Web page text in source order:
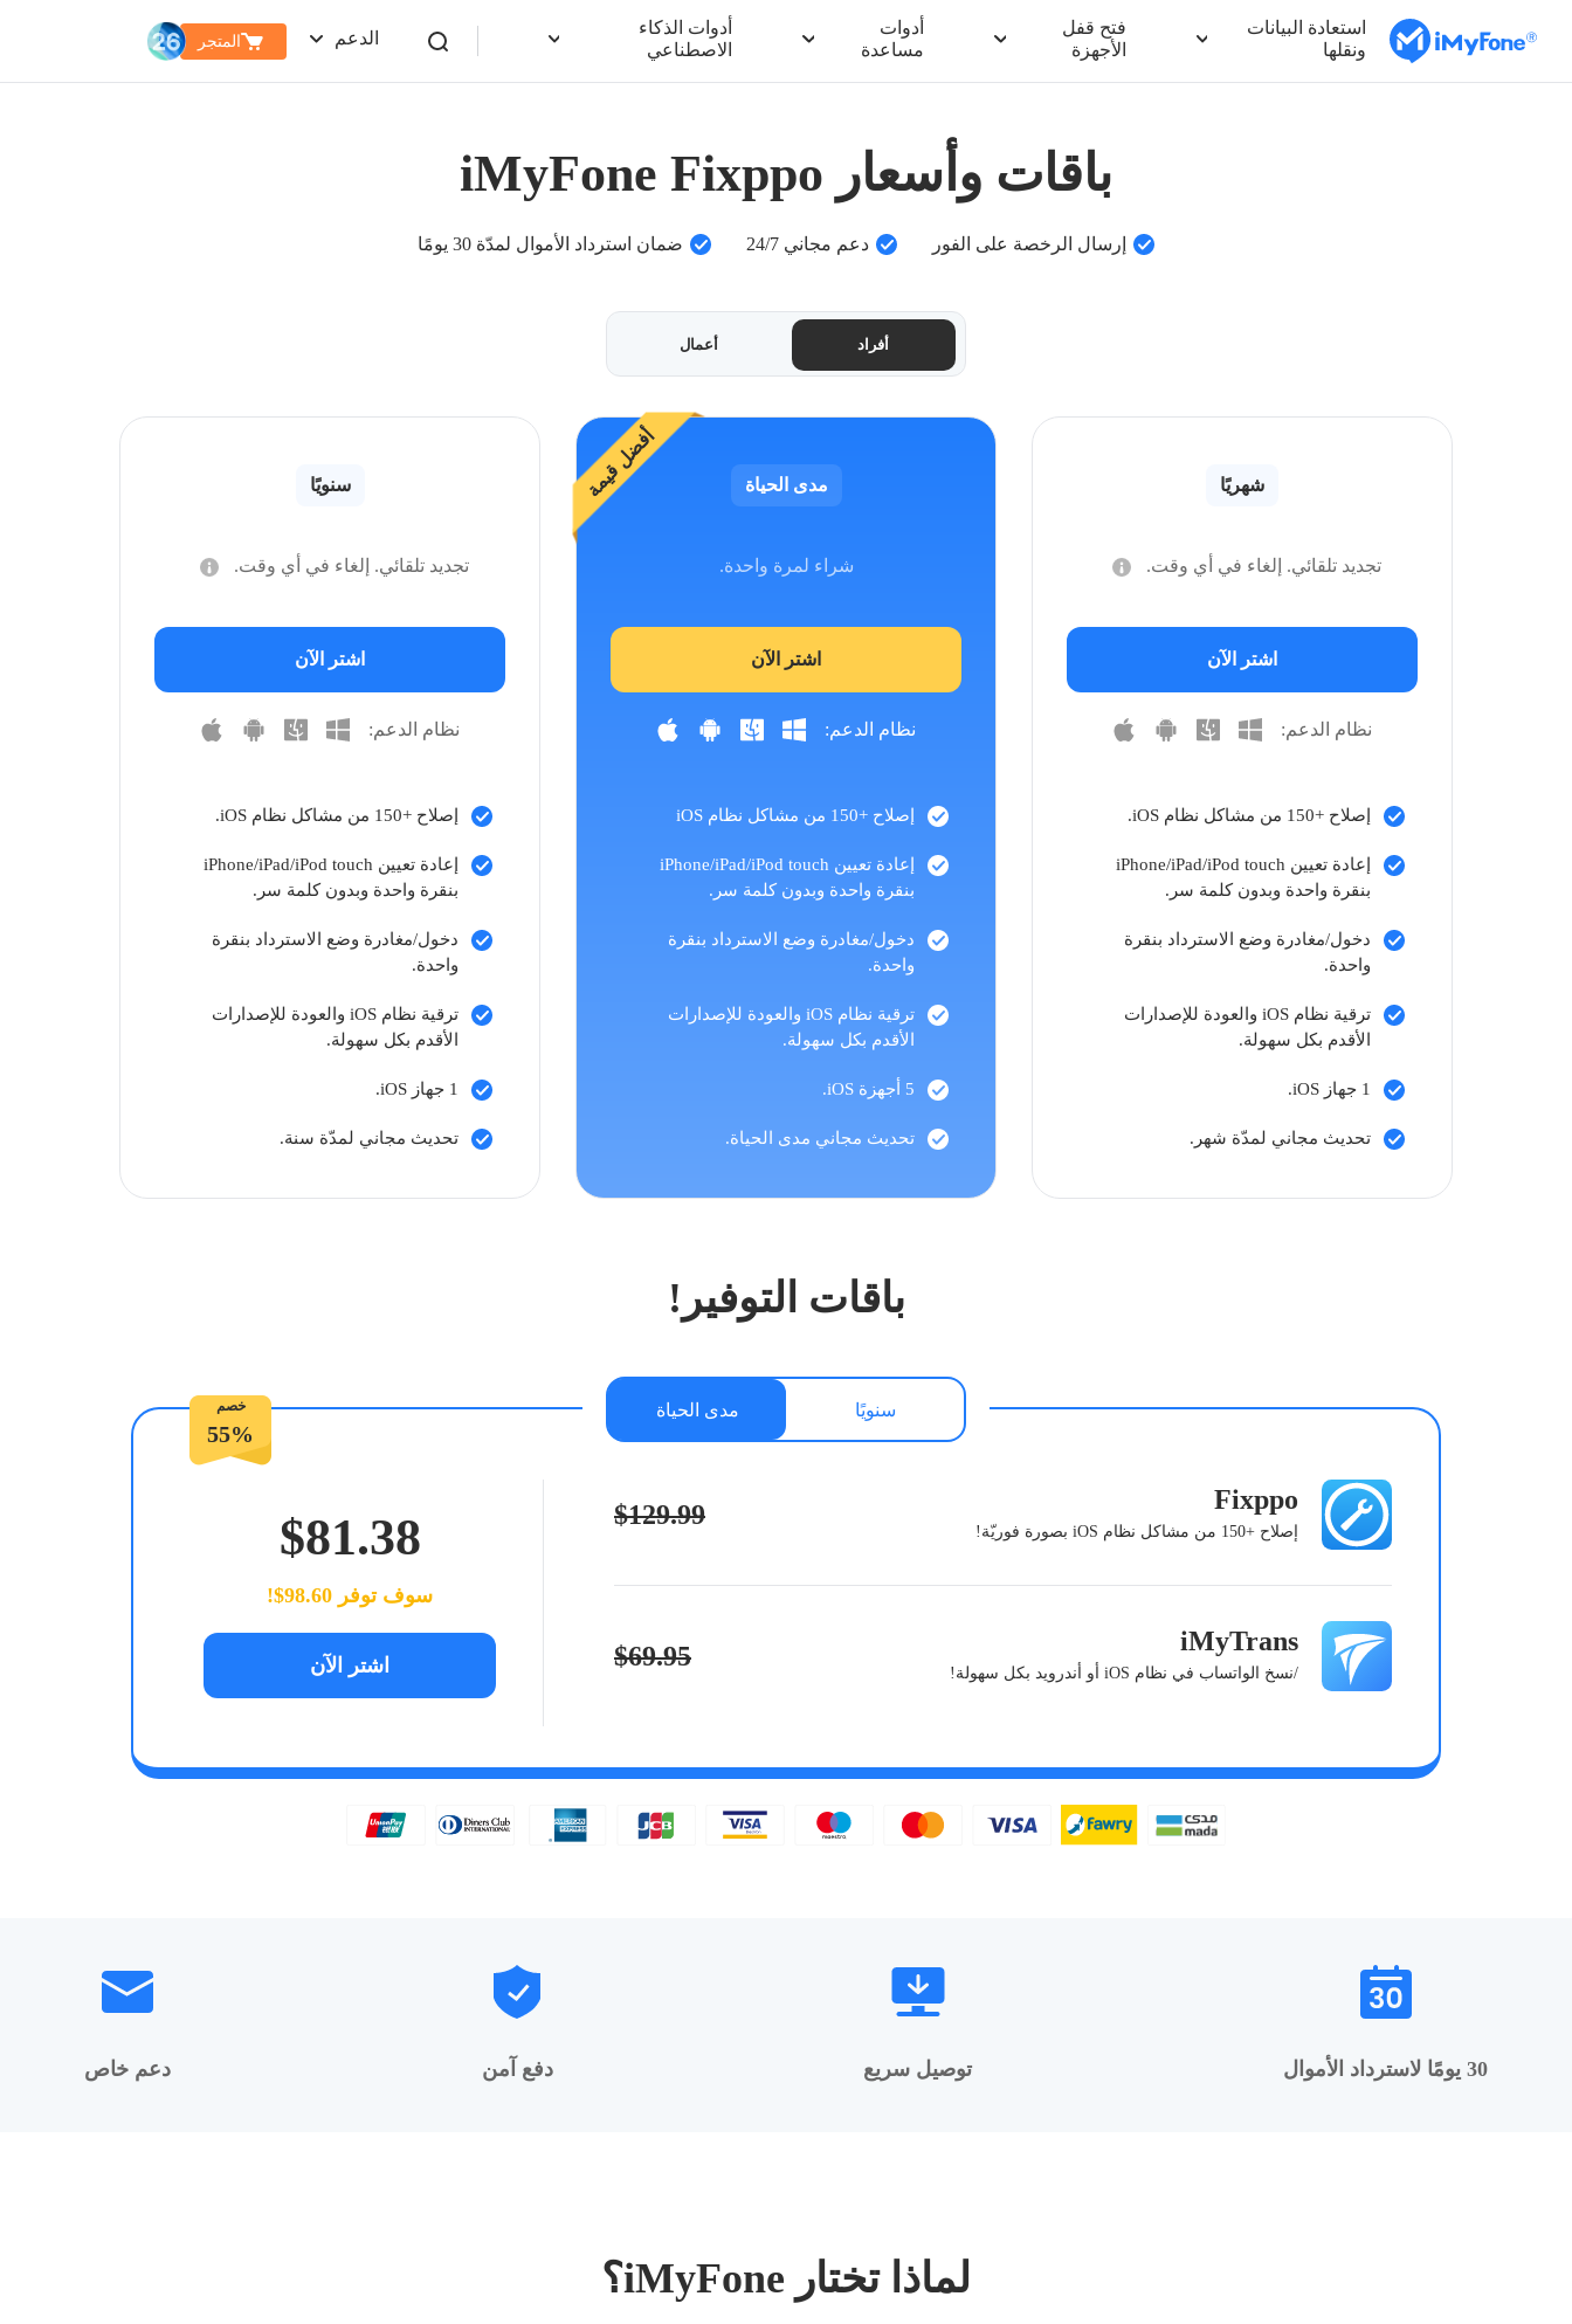
استعادة البيانات
ونقلها
فتح قفل
الأجهزة
أدوات
مساعدة
أدوات الذكاء
الاصطناعي
الدعم المتجر
باقات وأسعار iMyFone Fixppo
إرسال الرخصة على الفور دعم مجاني 24/7 ضمان استرداد الأموال لمدّة 30 يومًا
أفراد أعمال
شهريًا
تجديد تلقائي. إلغاء في أي وقت.
اشتر الآن
نظام الدعم:
إصلاح +150 من مشاكل نظام iOS.
إعادة تعيين iPhone/iPad/iPod touch
بنقرة واحدة وبدون كلمة سر.
دخول/مغادرة وضع الاسترداد بنقرة
واحدة.
ترقية نظام iOS والعودة للإصدارات
الأقدم بكل سهولة.
1 جهاز iOS.
تحديث مجاني لمدّة شهر.
أفضل قيمة مدى الحياة
شراء لمرة واحدة.
اشتر الآن
نظام الدعم:
إصلاح +150 من مشاكل نظام iOS
إعادة تعيين iPhone/iPad/iPod touch
بنقرة واحدة وبدون كلمة سر.
دخول/مغادرة وضع الاسترداد بنقرة
واحدة.
ترقية نظام iOS والعودة للإصدارات
الأقدم بكل سهولة.
5 أجهزة iOS.
تحديث مجاني مدى الحياة.
سنويًا
تجديد تلقائي. إلغاء في أي وقت.
اشتر الآن
نظام الدعم:
إصلاح +150 من مشاكل نظام iOS.
إعادة تعيين iPhone/iPad/iPod touch
بنقرة واحدة وبدون كلمة سر.
دخول/مغادرة وضع الاسترداد بنقرة
واحدة.
ترقية نظام iOS والعودة للإصدارات
الأقدم بكل سهولة.
1 جهاز iOS.
تحديث مجاني لمدّة سنة.
باقات التوفير!
سنويًا مدى الحياة
Fixppo
إصلاح +150 من مشاكل نظام iOS بصورة فوريّة!
$129.99
iMyTrans
/نسخ الواتساب في نظام iOS أو أندرويد بكل سهولة!
$69.95
خصم
55%
$81.38
سوف توفر 98.60$!
اشتر الآن
30 يومًا لاسترداد الأموال توصيل سريع دفع آمن دعم خاص
لماذا تختار iMyFone؟